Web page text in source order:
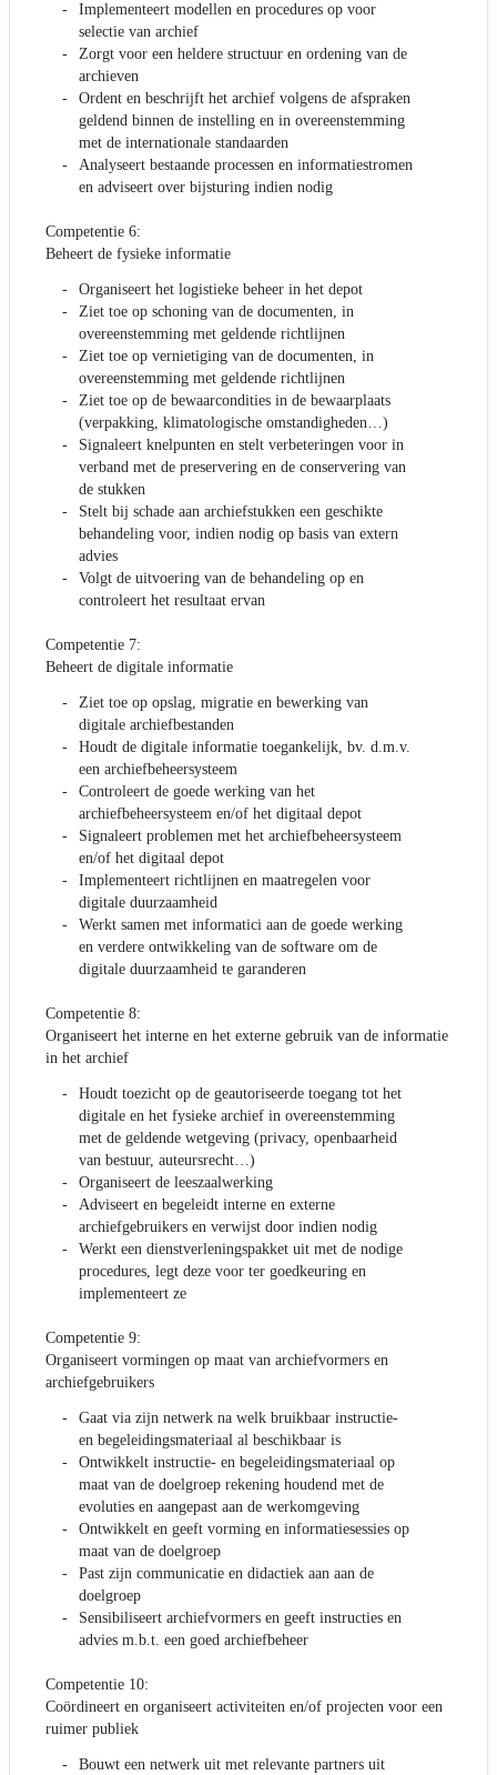
Implementeert modellen en procedures op voor
selectie van archief
Zorgt voor een heldere structuur en ordening van de
archieven
Ordent en beschrijft het archief volgens de afspraken
geldend binnen de instelling en in overeenstemming
met de internationale standaarden
Analyseert bestaande processen en informatiestromen
en adviseert over bijsturing indien nodig
Competentie 6:
Beheert de fysieke informatie
Organiseert het logistieke beheer in het depot
Ziet toe op schoning van de documenten, in
overeenstemming met geldende richtlijnen
Ziet toe op vernietiging van de documenten, in
overeenstemming met geldende richtlijnen
Ziet toe op de bewaarcondities in de bewaarplaats
(verpakking, klimatologische omstandigheden…)
Signaleert knelpunten en stelt verbeteringen voor in
verband met de preservering en de conservering van
de stukken
Stelt bij schade aan archiefstukken een geschikte
behandeling voor, indien nodig op basis van extern
advies
Volgt de uitvoering van de behandeling op en
controleert het resultaat ervan
Competentie 7:
Beheert de digitale informatie
Ziet toe op opslag, migratie en bewerking van
digitale archiefbestanden
Houdt de digitale informatie toegankelijk, bv. d.m.v.
een archiefbeheersysteem
Controleert de goede werking van het
archiefbeheersysteem en/of het digitaal depot
Signaleert problemen met het archiefbeheersysteem
en/of het digitaal depot
Implementeert richtlijnen en maatregelen voor
digitale duurzaamheid
Werkt samen met informatici aan de goede werking
en verdere ontwikkeling van de software om de
digitale duurzaamheid te garanderen
Competentie 8:
Organiseert het interne en het externe gebruik van de informatie
in het archief
Houdt toezicht op de geautoriseerde toegang tot het
digitale en het fysieke archief in overeenstemming
met de geldende wetgeving (privacy, openbaarheid
van bestuur, auteursrecht…)
Organiseert de leeszaalwerking
Adviseert en begeleidt interne en externe
archiefgebruikers en verwijst door indien nodig
Werkt een dienstverleningspakket uit met de nodige
procedures, legt deze voor ter goedkeuring en
implementeert ze
Competentie 9:
Organiseert vormingen op maat van archiefvormers en
archiefgebruikers
Gaat via zijn netwerk na welk bruikbaar instructie-
en begeleidingsmateriaal al beschikbaar is
Ontwikkelt instructie- en begeleidingsmateriaal op
maat van de doelgroep rekening houdend met de
evoluties en aangepast aan de werkomgeving
Ontwikkelt en geeft vorming en informatiesessies op
maat van de doelgroep
Past zijn communicatie en didactiek aan aan de
doelgroep
Sensibiliseert archiefvormers en geeft instructies en
advies m.b.t. een goed archiefbeheer
Competentie 10:
Coördineert en organiseert activiteiten en/of projecten voor een
ruimer publiek
Bouwt een netwerk uit met relevante partners uit